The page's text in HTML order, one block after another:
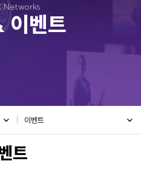
Networks
이벤트
이벤트